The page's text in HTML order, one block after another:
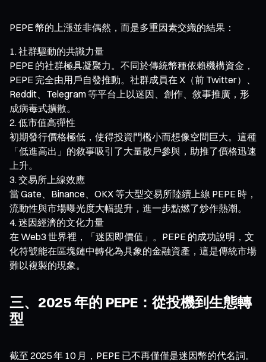
PEPE 幣的上漲並非偶然，而是多重因素交織的結果：
社群驅動的共識力量
PEPE 的社群極具凝聚力。不同於傳統幣種依賴機構資金，
PEPE 完全由用戶自發推動。社群成員在 X（前 Twitter）、
Reddit、Telegram 等平台上以迷因、創作、敘事推廣，形
成病毒式擴散。
低市值高彈性
初期發行價格極低，使得投資門檻小而想像空間巨大。這種
「低進高出」的敘事吸引了大量散戶參與，助推了價格迅速
上升。
交易所上線效應
當 Gate、Binance、OKX 等大型交易所陸續上線 PEPE 時，
流動性與市場曝光度大幅提升，進一步點燃了炒作熱潮。
迷因經濟的文化力量
在 Web3 世界裡，「迷因即價值」。PEPE 的成功說明，文
化符號能在區塊鏈中轉化為具象的金融資產，這是傳統市場
難以複製的現象。
三、2025 年的 PEPE：從投機到生態轉
型
截至 2025 年 10 月，PEPE 已不再僅僅是迷因幣的代名詞。